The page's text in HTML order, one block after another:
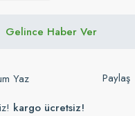
Gelince Haber Ver
Yaz Paylaş
kargo ücretsiz!